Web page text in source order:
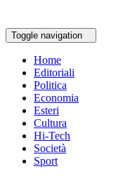
Toggle navigation
Home
Editoriali
Politica
Economia
Esteri
Cultura
Hi-Tech
Società
Sport